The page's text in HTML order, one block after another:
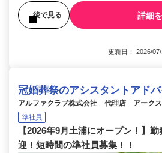
後で見る 詳細
更新日： 2026/
冠婚葬祭のアシスタントアド
アルファクラブ株式会社 代理店 アークス
準社員
【2026年9月土浦にオープン！】
迎！短時間の準社員募集！！